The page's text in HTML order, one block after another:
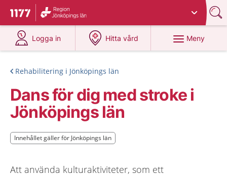
Till startsidan för 1177
Du har valt region
Logga in
på 1177.se
Hitta vård
på 1177.se
Meny
Rehabilitering i Jönköpings län
Dans för dig med stroke i
Jönköpings län
Innehållet gäller för Jönköpings län
Innehållet gäller för Jönköpings län
Att använda kulturaktiviteter, som ett